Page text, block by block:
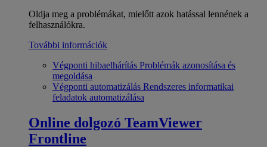
Oldja meg a problémákat, mielőtt azok hatással lennének a
felhasználókra.
További információk
Végponti hibaelhárítás Problémák azonosítása és
megoldása
Végponti automatizálás Rendszeres informatikai
feladatok automatizálása
Online dolgozó TeamViewer
Frontline